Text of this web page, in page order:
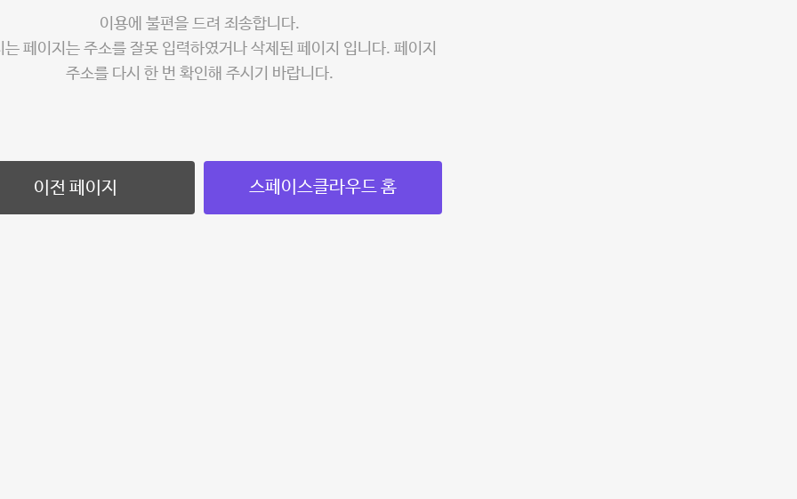
이용에 불편을 드려 죄송합니다.
는 페이지는 주소를 잘못 입력하였거나 삭제된 페이지 입니다. 페이지
주소를 다시 한 번 확인해 주시기 바랍니다.
이전 페이지 스페이스클라우드 홈